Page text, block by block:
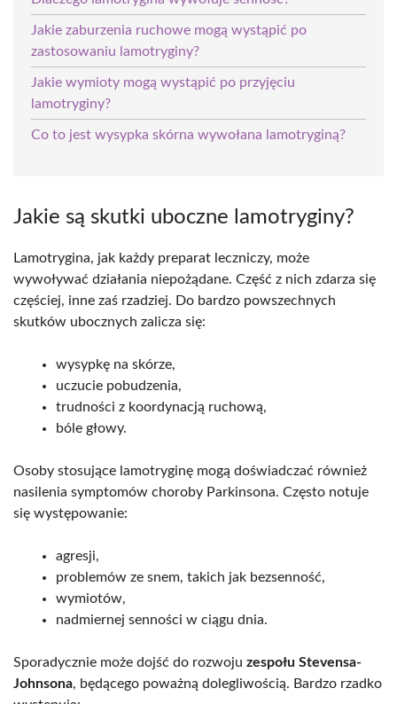
Jakie zaburzenia ruchowe mogą wystąpić po
zastosowaniu lamotryginy?
Jakie wymioty mogą wystąpić po przyjęciu
lamotryginy?
Co to jest wysypka skórna wywołana lamotryginą?
Jakie są skutki uboczne lamotryginy?
Lamotrygina, jak każdy preparat leczniczy, może
wywoływać działania niepożądane. Część z nich zdarza się
częściej, inne zaś rzadziej. Do bardzo powszechnych
skutków ubocznych zalicza się:
wysypkę na skórze,
uczucie pobudzenia,
trudności z koordynacją ruchową,
bóle głowy.
Osoby stosujące lamotryginę mogą doświadczać również
nasilenia symptomów choroby Parkinsona. Często notuje
się występowanie:
agresji,
problemów ze snem, takich jak bezsenność,
wymiotów,
nadmiernej senności w ciągu dnia.
Sporadycznie może dojść do rozwoju zespołu Stevensa-
Johnsona, będącego poważną dolegliwością. Bardzo rzadko